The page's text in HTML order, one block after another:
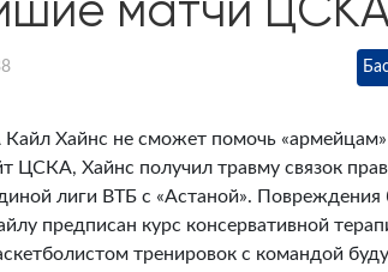
Хайнс не сможет помочь
ЦСКА, Хайнс получил травму связок
лиги ВТБ с «Астаной».
предписан курс консервативной
тренировок с командой